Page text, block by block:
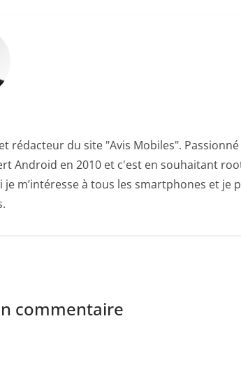
rédacteur du site "Avis Mobiles".
Android en 2010 et c'est en souhaitant
m’intéresse à tous les smartphones et je
commentaire